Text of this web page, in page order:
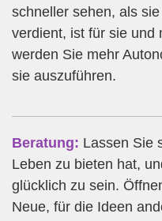
schneller sehen, als
verdient, ist für sie und
werden Sie mehr
sie auszuführen.
Beratung: Lassen Sie
Leben zu bieten hat,
glücklich zu sein.
Neue, für die Ideen